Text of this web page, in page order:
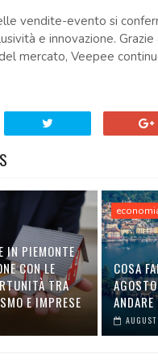
vendite-evento si
e innovazione.
mercato, Veepee
IN PIEMONTE
CON LE
TRA
E IMPRESE
COSA